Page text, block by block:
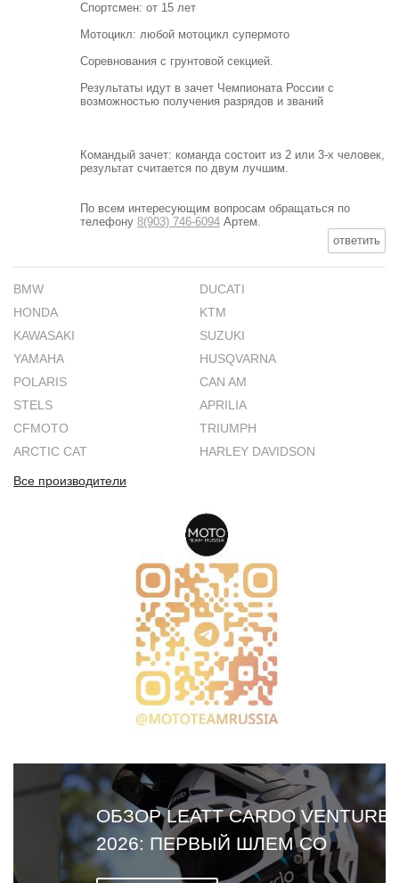
Спортсмен: от 15 лет
Мотоцикл: любой мотоцикл супермото
Соревнования с грунтовой секцией.
Результаты идут в зачет Чемпионата России с
возможностью получения разрядов и званий
Командый зачет: команда состоит из 2 или 3-х человек,
результат считается по двум лучшим.
По всем интересующим вопросам обращаться по
телефону 8(903) 746-6094 Артем.
ответить
BMW
DUCATI
HONDA
KTM
KAWASAKI
SUZUKI
YAMAHA
HUSQVARNA
POLARIS
CAN AM
STELS
APRILIA
CFMOTO
TRIUMPH
ARCTIC CAT
HARLEY DAVIDSON
Все производители
ОБЗОР LEATT CARDO VENTURE
2026: ПЕРВЫЙ ШЛЕМ СО
ВСТРОЕННОЙ ГАРНИТУРОЙ